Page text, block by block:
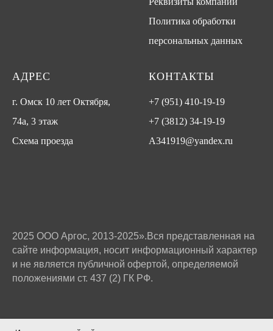
Политика обработки
персональных данных
АДРЕС
г. Омск 10 лет Октября,
74а, 3 этаж
Схема проезда
КОНТАКТЫ
+7 (951) 410-19-19
+7 (3812) 34-19-19
A341919@yandex.ru
2025 ООО Аргос, 2013-2025».Вся представленная на
сайте информация, носит информационный характер
и не является публичной офертой, определяемой
положениями ст. 437 (2) ГК РФ.